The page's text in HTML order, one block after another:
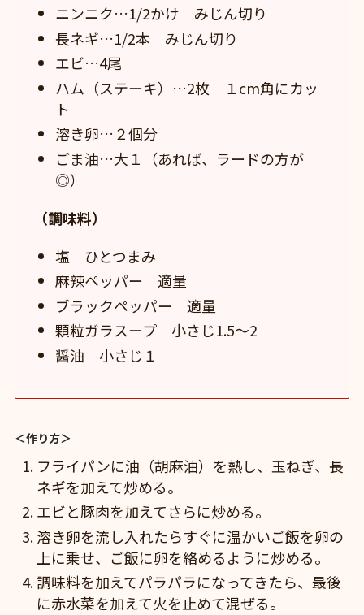
ニンニク…1/2かけ みじん切り
長ネギ…1/2本 みじん切り
エビ…4尾
ハム（ステーキ）…2枚 １cm角にカッ
ト
溶き卵…２個分
ごま油…大１（あれば、ラードの方が
◎）
（調味料）
塩 ひとつまみ
麻辣ペッパー 適量
ブラックペッパー 適量
顆粒ガラスープ 小さじ1.5～2
醤油 小さじ１
＜作り方＞
フライパンに油（胡麻油）を熱し、玉ねぎ、長
ネギを加えて炒める。
エビと豚肉を加えてさらに炒める。
溶き卵を流し入れたらすぐに温かいご飯を卵の
上に乗せ、ご飯に卵を絡めるように炒める。
調味料を加えてパラパラになってきたら、最後
に赤水菜を加えて火を止めて混ぜる。